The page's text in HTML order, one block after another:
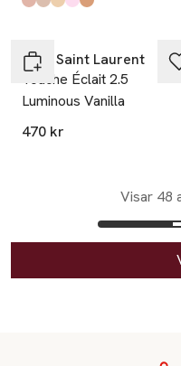
Produkten finns i färgerna:
3,
1,
2,
69,
04,
Yves Saint Laurent
Touche Éclait 2.5
Luminous Vanilla
470 kr
Visar 48